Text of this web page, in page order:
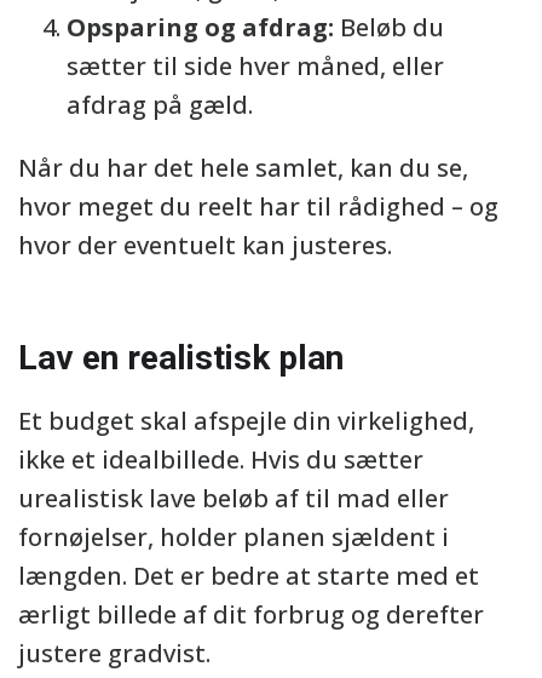
Opsparing og afdrag: Beløb du
sætter til side hver måned, eller
afdrag på gæld.
Når du har det hele samlet, kan du se,
hvor meget du reelt har til rådighed – og
hvor der eventuelt kan justeres.
Lav en realistisk plan
Et budget skal afspejle din virkelighed,
ikke et idealbillede. Hvis du sætter
urealistisk lave beløb af til mad eller
fornøjelser, holder planen sjældent i
længden. Det er bedre at starte med et
ærligt billede af dit forbrug og derefter
justere gradvist.